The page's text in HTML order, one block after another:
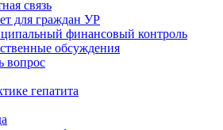
связь
для граждан УР
финансовый контроль
обсуждения
вопрос
гепатита